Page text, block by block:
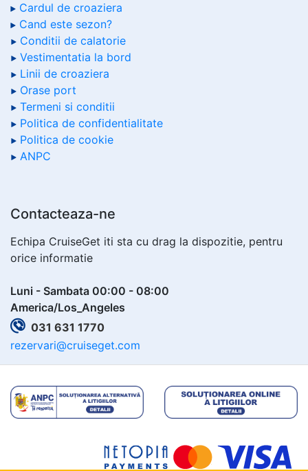
Cardul de croaziera
Cand este sezon?
Conditii de calatorie
Vestimentatia la bord
Linii de croaziera
Orase port
Termeni si conditii
Politica de confidentialitate
Politica de cookie
ANPC
Contacteaza-ne
Echipa CruiseGet iti sta cu drag la dispozitie, pentru
orice informatie
Luni - Sambata 00:00 - 08:00
America/Los_Angeles
031 631 1770
rezervari@cruiseget.com